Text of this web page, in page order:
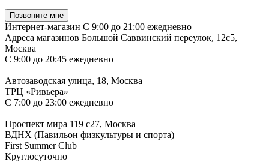
Позвоните мне
Интернет-магазин С 9:00 до 21:00 ежедневно
Адреса магазинов Большой Саввинский переулок, 12с5,
Москва
С 9:00 до 20:45 ежедневно
Автозаводская улица, 18, Москва
ТРЦ «Ривьера»
С 7:00 до 23:00 ежедневно
Проспект мира 119 с27, Москва
ВДНХ (Павильон физкультуры и спорта)
First Summer Club
Круглосуточно